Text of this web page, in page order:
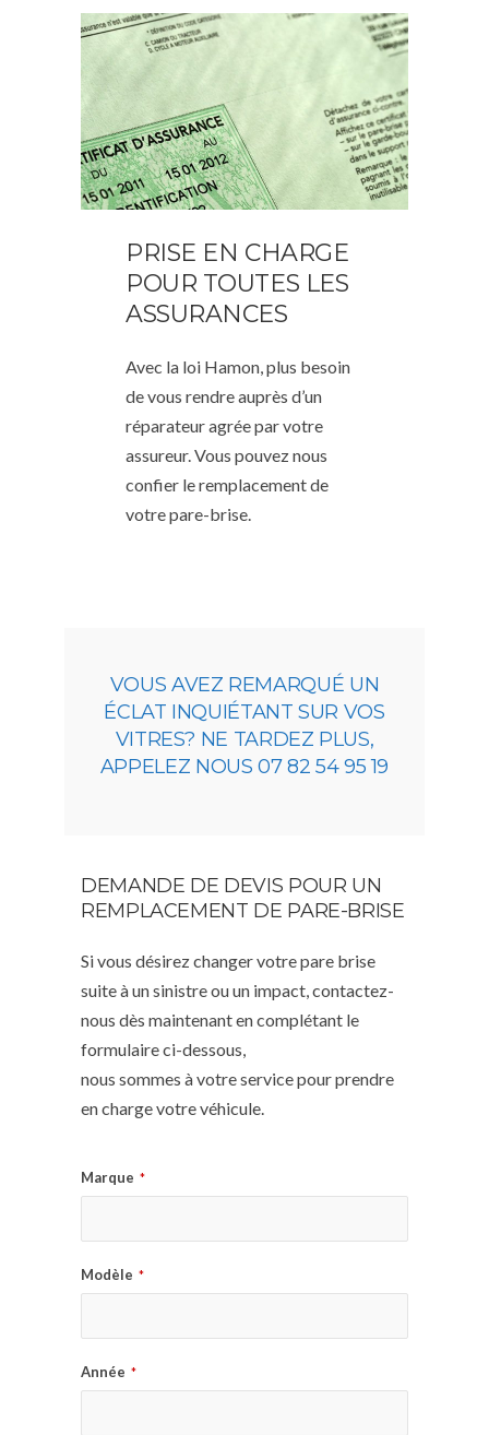
PRISE EN CHARGE
POUR TOUTES LES
ASSURANCES
Avec la loi Hamon, plus besoin
de vous rendre auprès d’un
réparateur agrée par votre
assureur. Vous pouvez nous
confier le remplacement de
votre pare-brise.
VOUS AVEZ REMARQUÉ UN
ÉCLAT INQUIÉTANT SUR VOS
VITRES? NE TARDEZ PLUS,
APPELEZ NOUS 07 82 54 95 19
DEMANDE DE DEVIS POUR UN
REMPLACEMENT DE PARE-BRISE
Si vous désirez changer votre pare brise
suite à un sinistre ou un impact, contactez-
nous dès maintenant en complétant le
formulaire ci-dessous,
nous sommes à votre service pour prendre
en charge votre véhicule.
Marque *
Modèle *
Année *